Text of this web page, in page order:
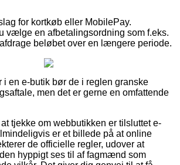
for kortkøb eller MobilePay.
vælge en afbetalingsordning som f.eks.
beløbet over en længere periode.
i en e-butik bør de i reglen granske
men det er gerne en omfattende
tjekke om webbutikken er tilsluttet e-
er et billede på at online
de officielle regler, udover at
hyppigt ses til af fagmænd som